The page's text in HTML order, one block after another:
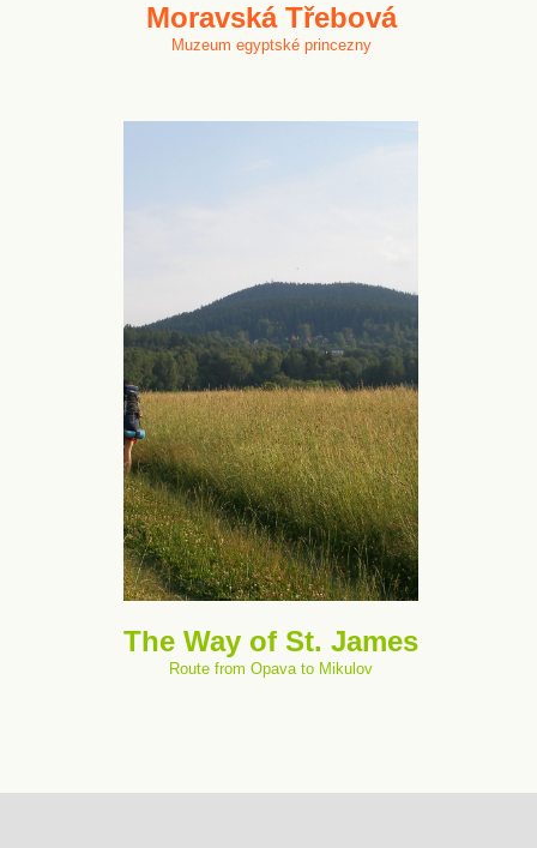
Moravská Třebová
Muzeum egyptské princezny
The Way of St. James
Route from Opava to Mikulov